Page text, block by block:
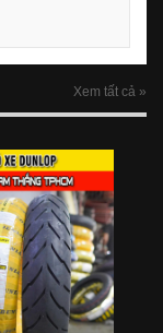
Xem tất cả »